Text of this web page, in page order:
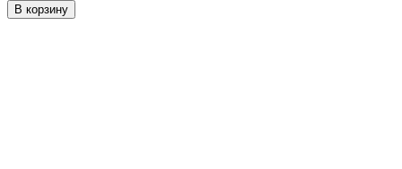
В корзину